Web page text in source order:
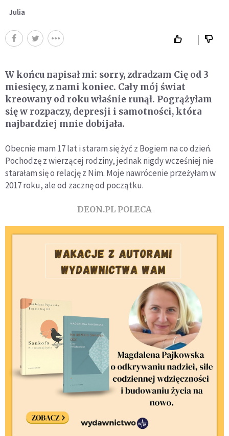
Julia
W końcu napisał mi: sorry, zdradzam Cię od 3
miesięcy, z nami koniec. Cały mój świat
kreowany od roku właśnie runął. Pogrążyłam
się w rozpaczy, depresji i samotności, która
najbardziej mnie dobijała.
Obecnie mam 17 lat i staram się żyć z Bogiem na co dzień.
Pochodzę z wierzącej rodziny, jednak nigdy wcześniej nie
starałam się o relację z Nim. Moje nawrócenie przeżyłam w
2017 roku, ale od zacznę od początku.
DEON.PL POLECA